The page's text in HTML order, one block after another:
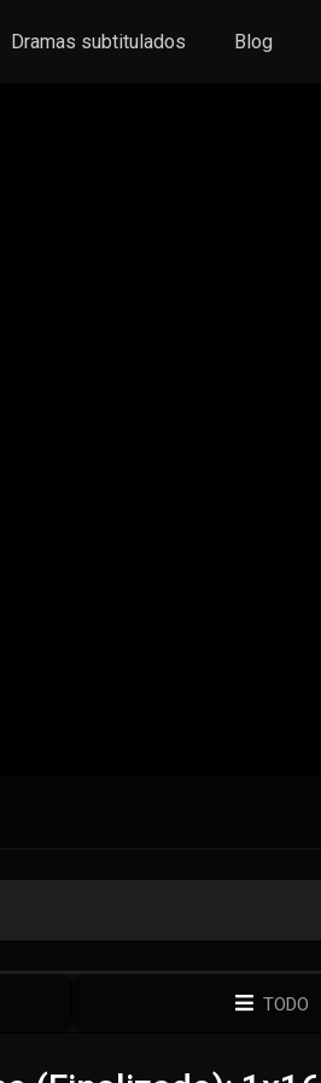
Dramas subtitulados Blog
TODO